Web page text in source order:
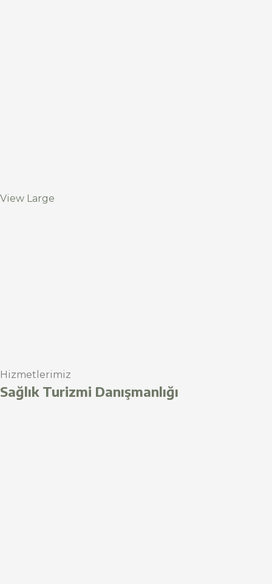
View Large
Hizmetlerimiz
Sağlık Turizmi Danışmanlığı